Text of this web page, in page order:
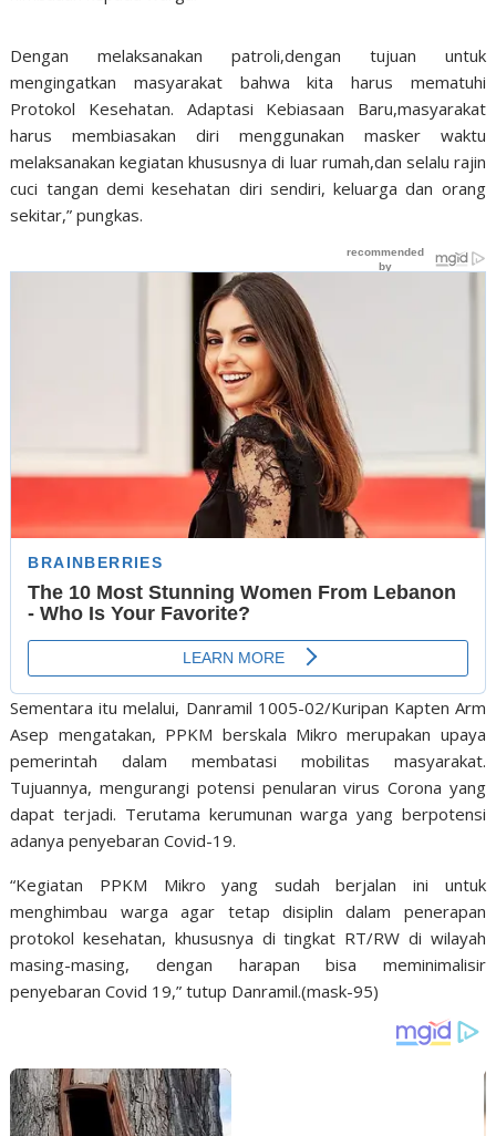
Dengan melaksanakan patroli,dengan tujuan untuk
mengingatkan masyarakat bahwa kita harus mematuhi
Protokol Kesehatan. Adaptasi Kebiasaan Baru,masyarakat
harus membiasakan diri menggunakan masker waktu
melaksanakan kegiatan khususnya di luar rumah,dan selalu rajin
cuci tangan demi kesehatan diri sendiri, keluarga dan orang
sekitar,” pungkas.
Sementara itu melalui, Danramil 1005-02/Kuripan Kapten Arm
Asep mengatakan, PPKM berskala Mikro merupakan upaya
pemerintah dalam membatasi mobilitas masyarakat.
Tujuannya, mengurangi potensi penularan virus Corona yang
dapat terjadi. Terutama kerumunan warga yang berpotensi
adanya penyebaran Covid-19.
“Kegiatan PPKM Mikro yang sudah berjalan ini untuk
menghimbau warga agar tetap disiplin dalam penerapan
protokol kesehatan, khususnya di tingkat RT/RW di wilayah
masing-masing, dengan harapan bisa meminimalisir
penyebaran Covid 19,” tutup Danramil.(mask-95)